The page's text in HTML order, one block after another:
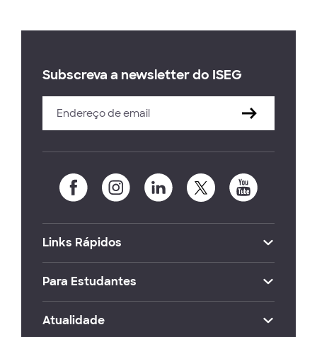
Subscreva a newsletter do ISEG
Links Rápidos
Para Estudantes
Atualidade